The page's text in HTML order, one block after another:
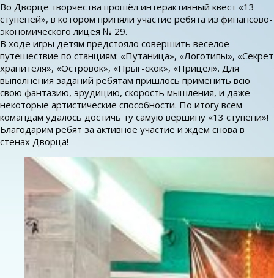
Во Дворце творчества прошёл интерактивный квест «13
ступеней», в котором приняли участие ребята из финансово-
экономического лицея № 29.
В ходе игры детям предстояло совершить веселое
путешествие по станциям: «Путаница», «Логотипы», «Секрет
хранителя», «Островок», «Прыг-скок», «Прицел». Для
выполнения заданий ребятам пришлось применить всю
свою фантазию, эрудицию, скорость мышления, и даже
некоторые артистические способности. По итогу всем
командам удалось достичь ту самую вершину «13 ступени»!
Благодарим ребят за активное участие и ждём снова в
стенах Дворца!